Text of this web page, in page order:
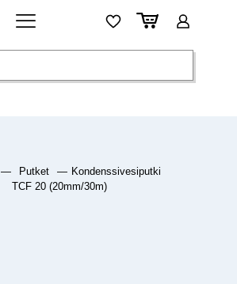
— Putket — Kondenssivesiputki
TCF 20 (20mm/30m)